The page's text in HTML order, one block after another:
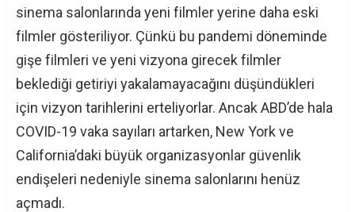
sinema salonlarında yeni filmler yerine daha eski
filmler gösteriliyor. Çünkü bu pandemi döneminde
gişe filmleri ve yeni vizyona girecek filmler
beklediği getiriyi yakalamayacağını düşündükleri
için vizyon tarihlerini erteliyorlar. Ancak ABD’de hala
COVID-19 vaka sayıları artarken, New York ve
California’daki büyük organizasyonlar güvenlik
endişeleri nedeniyle sinema salonlarını henüz
açmadı.